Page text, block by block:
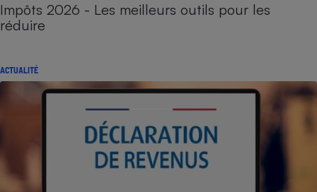
Impôts 2026 - Les meilleurs outils pour les
réduire
ACTUALITÉ